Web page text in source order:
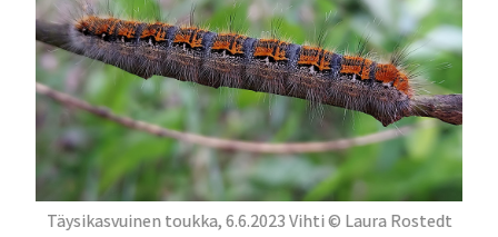
Täysikasvuinen toukka, 6.6.2023 Vihti © Laura Rostedt